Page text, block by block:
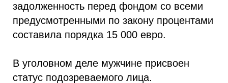
задолженность перед фондом со всеми
предусмотренными по закону процентами
составила порядка 15 000 евро.
В уголовном деле мужчине присвоен
статус подозреваемого лица.